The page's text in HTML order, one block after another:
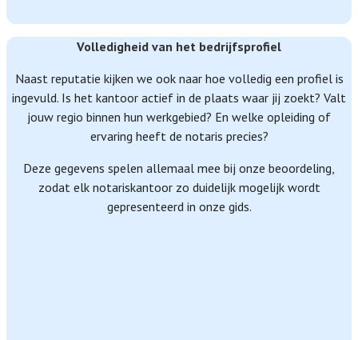
Volledigheid van het bedrijfsprofiel
Naast reputatie kijken we ook naar hoe volledig een profiel is
ingevuld. Is het kantoor actief in de plaats waar jij zoekt? Valt
jouw regio binnen hun werkgebied? En welke opleiding of
ervaring heeft de notaris precies?
Deze gegevens spelen allemaal mee bij onze beoordeling,
zodat elk notariskantoor zo duidelijk mogelijk wordt
gepresenteerd in onze gids.